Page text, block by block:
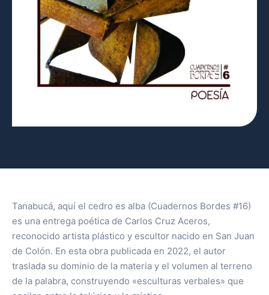
Tanabucá, aquí el cedro es alba (Cuadernos Bordes #16)
es una entrega poética de Carlos Cruz Aceros,
reconocido artista plástico y escultor nacido en San Juan
de Colón. En esta obra publicada en 2022, el autor
traslada su dominio de la materia y el volumen al terreno
de la palabra, construyendo «esculturas verbales» que